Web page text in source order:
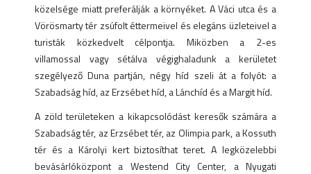
közelsége miatt preferálják a környéket. A Váci utca és a
Vörösmarty tér zsúfolt éttermeivel és elegáns üzleteivel a
turisták közkedvelt célpontja. Miközben a 2-es
villamossal vagy sétálva végighaladunk a kerületet
szegélyező Duna partján, négy híd szeli át a folyót: a
Szabadság híd, az Erzsébet híd, a Lánchíd és a Margit híd.
A zöld területeken a kikapcsolódást keresők számára a
Szabadság tér, az Erzsébet tér, az Olimpia park, a Kossuth
tér és a Károlyi kert biztosíthat teret. A legközelebbi
bevásárlóközpont a Westend City Center, a Nyugati